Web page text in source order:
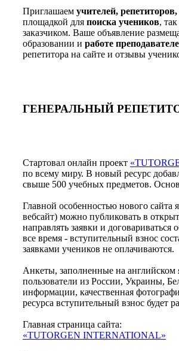
Приглашаем учителей,
площадкой для поиска учеников,
заказчиком. Ваше объявление
образовании и работе
репетитора на сайте и отзывы
ГЕНЕРАЛЬНЫЙ
Стартовал онлайн проект
по всему миру. В новый ресурс
свыше 500 учебных предметов.
Главной особенностью нового сайта
вебсайт) можно публиковать в
направлять заявки и договариваться
все время - вступительный взнос
заявками учеников не оплачиваются.
Анкеты, заполненные на
пользователи из России, Украины,
информации, качественная
ресурса вступительный взнос будет
Главная страница сайта:
«TUTORGEN INTERNATIONAL»